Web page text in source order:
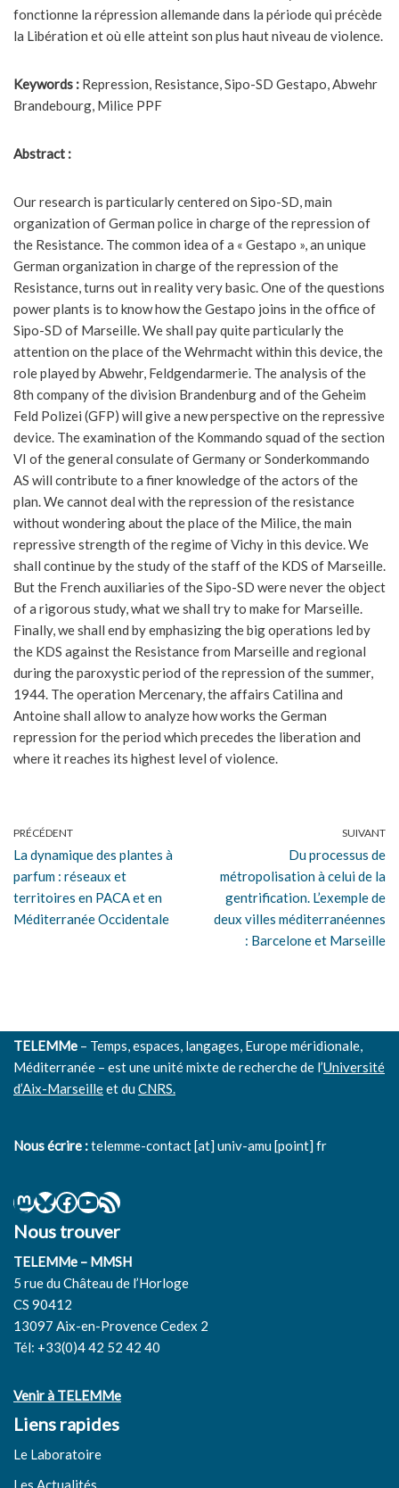
fonctionne la répression allemande dans la période qui précède
la Libération et où elle atteint son plus haut niveau de violence.
Keywords : Repression, Resistance, Sipo-SD Gestapo, Abwehr
Brandebourg, Milice PPF
Abstract :
Our research is particularly centered on Sipo-SD, main
organization of German police in charge of the repression of
the Resistance. The common idea of a « Gestapo », an unique
German organization in charge of the repression of the
Resistance, turns out in reality very basic. One of the questions
power plants is to know how the Gestapo joins in the office of
Sipo-SD of Marseille. We shall pay quite particularly the
attention on the place of the Wehrmacht within this device, the
role played by Abwehr, Feldgendarmerie. The analysis of the
8th company of the division Brandenburg and of the Geheim
Feld Polizei (GFP) will give a new perspective on the repressive
device. The examination of the Kommando squad of the section
VI of the general consulate of Germany or Sonderkommando
AS will contribute to a finer knowledge of the actors of the
plan. We cannot deal with the repression of the resistance
without wondering about the place of the Milice, the main
repressive strength of the regime of Vichy in this device. We
shall continue by the study of the staff of the KDS of Marseille.
But the French auxiliaries of the Sipo-SD were never the object
of a rigorous study, what we shall try to make for Marseille.
Finally, we shall end by emphasizing the big operations led by
the KDS against the Resistance from Marseille and regional
during the paroxystic period of the repression of the summer,
1944. The operation Mercenary, the affairs Catilina and
Antoine shall allow to analyze how works the German
repression for the period which precedes the liberation and
where it reaches its highest level of violence.
PRÉCÉDENT
La dynamique des plantes à
parfum : réseaux et
territoires en PACA et en
Méditerranée Occidentale
SUIVANT
Du processus de
métropolisation à celui de la
gentrification. L’exemple de
deux villes méditerranéennes
: Barcelone et Marseille
TELEMMe – Temps, espaces, langages, Europe méridionale,
Méditerranée – est une unité mixte de recherche de l’Université
d’Aix-Marseilleet duCNRS.
Nous écrire :telemme-contact [at] univ-amu [point] fr
Nous trouver
TELEMMe – MMSH
5 rue du Château de l’Horloge
CS 90412
13097 Aix-en-Provence Cedex 2
Tél: +33(0)4 42 52 42 40
Venir à TELEMMe
Liens rapides
Le Laboratoire
Les Actualités